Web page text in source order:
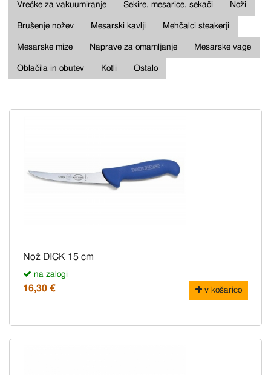
Vrečke za vakuumiranje Sekire, mesarice, sekači Noži
Brušenje nožev Mesarski kavlji Mehčalci steakerji
Mesarske mize Naprave za omamljanje Mesarske vage
Oblačila in obutev Kotli Ostalo
Nož DICK 15 cm
na zalogi
16,30 € v košarico